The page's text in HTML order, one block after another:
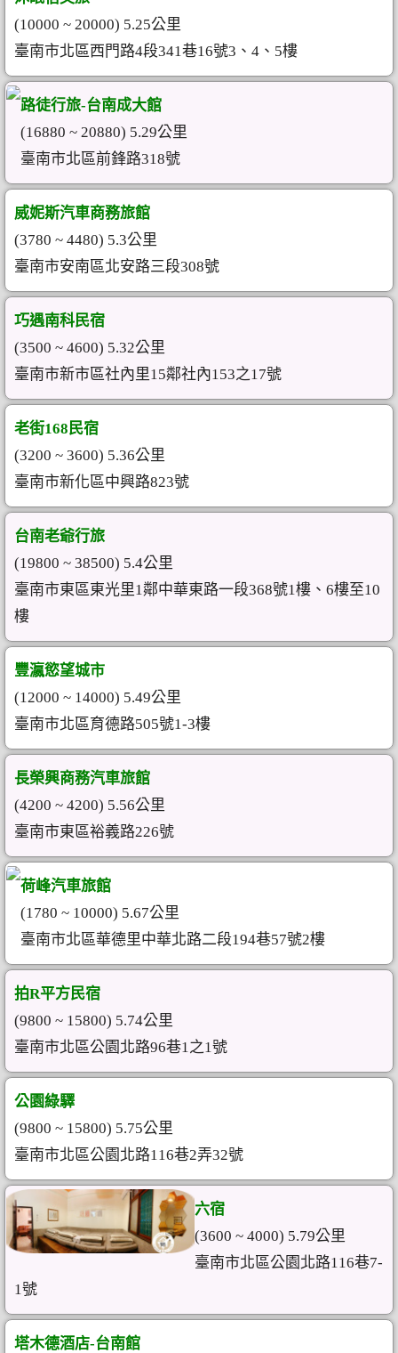
(10000 ~ 20000) 5.25公里
臺南市北區西門路4段341巷16號3、4、5樓
路徒行旅-台南成大館
(16880 ~ 20880) 5.29公里
臺南市北區前鋒路318號
威妮斯汽車商務旅館
(3780 ~ 4480) 5.3公里
臺南市安南區北安路三段308號
巧遇南科民宿
(3500 ~ 4600) 5.32公里
臺南市新市區社內里15鄰社內153之17號
老街168民宿
(3200 ~ 3600) 5.36公里
臺南市新化區中興路823號
台南老爺行旅
(19800 ~ 38500) 5.4公里
臺南市東區東光里1鄰中華東路一段368號1樓、6樓至10
樓
豐瀛慾望城市
(12000 ~ 14000) 5.49公里
臺南市北區育德路505號1-3樓
長榮興商務汽車旅館
(4200 ~ 4200) 5.56公里
臺南市東區裕義路226號
荷峰汽車旅館
(1780 ~ 10000) 5.67公里
臺南市北區華德里中華北路二段194巷57號2樓
拍R平方民宿
(9800 ~ 15800) 5.74公里
臺南市北區公園北路96巷1之1號
公園綠驛
(9800 ~ 15800) 5.75公里
臺南市北區公園北路116巷2弄32號
六宿
(3600 ~ 4000) 5.79公里
臺南市北區公園北路116巷7-
1號
塔木德酒店-台南館